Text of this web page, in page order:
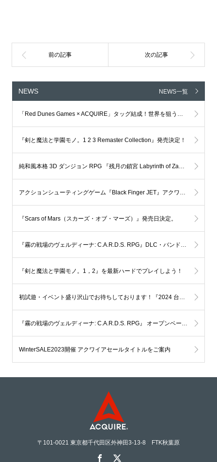
NEWS NEWS一覧
『剣と魔法と学園モノ。1 2 3 Remaster Collection』発売決定！
『Scars of Mars（スカーズ・オブ・マーズ）』発売日決定。
『剣と魔法と学園モノ。1，2』を最新ハードでプレイしよう！
WinterSALE2023開催 アクワイアセールタイトルをご案内
〒101-0021 東京都千代田区外神田3-13-8 FTK秋葉原